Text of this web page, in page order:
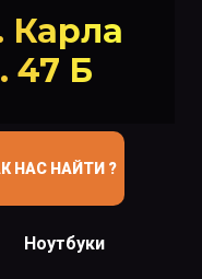
Карла
47 Б
НАС НАЙТИ ?
Ноутбуки